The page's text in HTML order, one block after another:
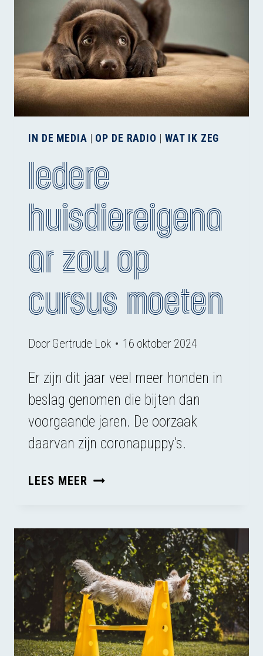
IN DE MEDIA | OP DE RADIO | WAT IK ZEG
Iedere
huisdiereigena
ar zou op
cursus moeten
DoorGertrude Lok 16 oktober 2024
Er zijn dit jaar veel meer honden in
beslag genomen die bijten dan
voorgaande jaren. De oorzaak
daarvan zijn coronapuppy’s.
LEES MEER IEDERE
OP
CURSUS
MOETEN